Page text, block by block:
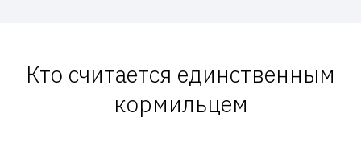
Кто считается единственным
кормильцем